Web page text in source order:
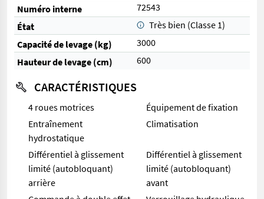
Numéro interne
72543
État
Très bien (Classe 1)
Capacité de levage (kg)
3000
Hauteur de levage (cm)
600
CARACTÉRISTIQUES
4 roues motrices
Équipement de fixation
Entraînement
hydrostatique
Climatisation
Différentiel à glissement
limité (autobloquant)
arrière
Différentiel à glissement
limité (autobloquant)
avant